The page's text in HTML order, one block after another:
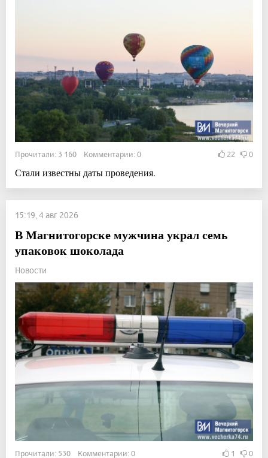
Прочитали: 3 160 Комментарии: 0 22 0
Стали известны даты проведения.
15:19, 4 авг 2026
В Магнитогорске мужчина украл семь
упаковок шоколада
Новости
Прочитали: 530 Комментарии: 0 1 0